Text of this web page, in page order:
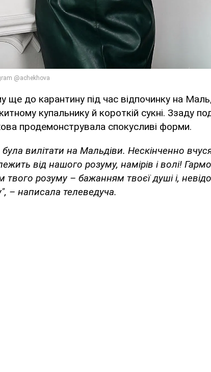
до карантину під час відпочинку на
купальнику й короткій сукні. Ззаду
продемонструвала спокусливі форми.
вилітати на Мальдіви. Нескінченно
від нашого розуму, намірів і волі!
твого розуму – бажанням твоєї душі і,
– написала телеведуча.